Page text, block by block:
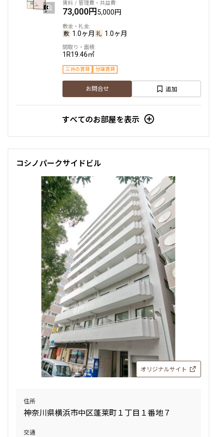
73,000円5,000円
1.0ヶ月 1.0ヶ月
1R19.46㎡
三井の賃貸 分譲賃貸
お問合せ 追加
すべてのお部屋を表示
コシノパークサイドビル
オリジナルサイト
住所
神奈川県横浜市中区蓬莱町１丁目１番地７
交通